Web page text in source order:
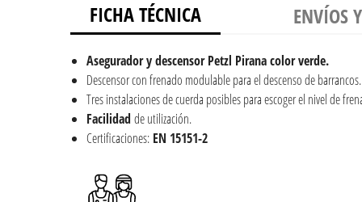
FICHA TÉCNICA ENVÍOS
Asegurador y descensor Petzl Pirana color verde.
Descensor con frenado modulable para el descenso de barrancos.
Tres instalaciones de cuerda posibles para escoger el nivel de
Facilidad de utilización.
Certificaciones: EN 15151-2